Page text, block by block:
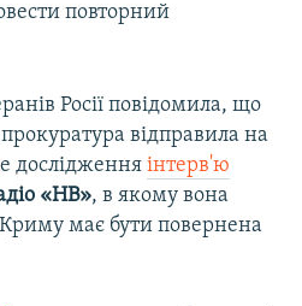
повторний
Росії повідомила, що
відправила на
дослідження інтерв'ю
«НВ», в якому вона
має бути повернена